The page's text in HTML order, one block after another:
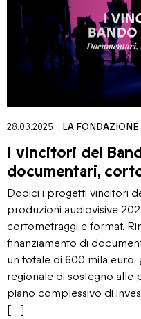
28.03.2025 LA FONDAZIONE
I vincitori del
documentari,
Dodici i progetti vincitori
produzioni audiovisive
cortometraggi e format.
finanziamento di
un totale di 600 mila
regionale di sostegno alle
piano complessivo di
[…]